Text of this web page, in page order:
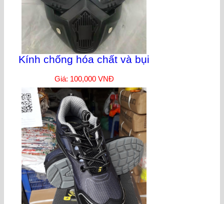
Kính chống hóa chất và bụi
Giá: 100,000 VNĐ